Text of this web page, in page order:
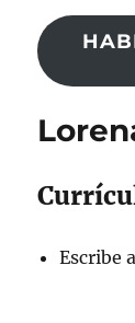
Escribe